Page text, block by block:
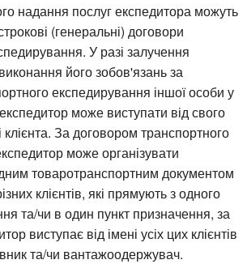
надання послуг експедитора можуть
(генеральні) договори
У разі залучення
його зобов'язань за
експедирування іншої особи у
може виступати від свого
клієнта. За договором транспортного
може організувати
товаротранспортним документом
клієнтів, які прямують з одного
та/чи в один пункт призначення, за
виступає від імені усіх цих клієнтів
та/чи вантажоодержувач.